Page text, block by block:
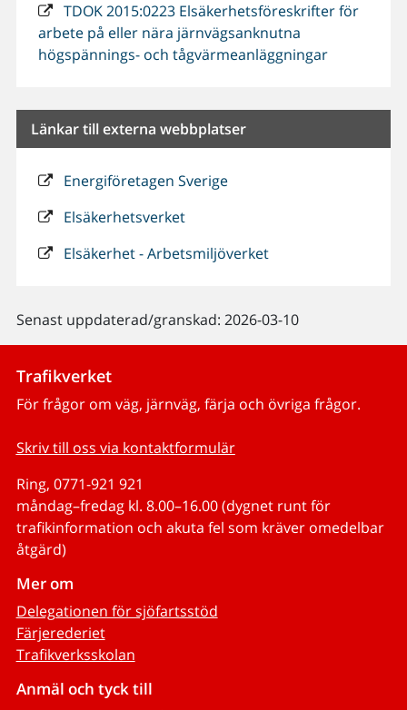
TDOK 2015:0223 Elsäkerhetsföreskrifter för
arbete på eller nära järnvägsanknutna
högspännings- och tågvärmeanläggningar
Länkar till externa webbplatser
Energiföretagen Sverige
Elsäkerhetsverket
Elsäkerhet - Arbetsmiljöverket
Senast uppdaterad/granskad: 2026-03-10
Trafikverket
För frågor om väg, järnväg, färja och övriga frågor.
Skriv till oss via kontaktformulär
Ring, 0771-921 921
måndag–fredag kl. 8.00–16.00 (dygnet runt för
trafikinformation och akuta fel som kräver omedelbar
åtgärd)
Mer om
Delegationen för sjöfartsstöd
Färjerederiet
Trafikverksskolan
Anmäl och tyck till